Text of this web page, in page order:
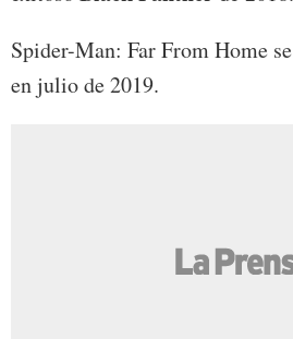
Spider-Man: Far From Home
en julio de 2019.